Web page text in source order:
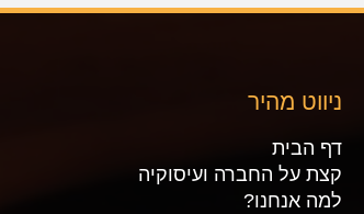
ניווט מהיר
דף הבית
קצת על החברה ועיסוקיה
למה אנחנו?